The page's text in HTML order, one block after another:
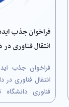
فراخوان جذب
انتقال فناوری در
فناوری
دانشگاه در